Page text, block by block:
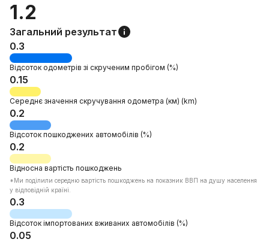
1.2
Загальний результат
0.3
Відсоток одометрів зі скрученим пробігом (%)
0.15
Середнє значення скручування одометра (км) (km)
0.2
Відсоток пошкоджених автомобілів (%)
0.2
Відносна вартість пошкоджень
*Mи поділили середню вартість пошкоджень на показник ВВП на душу населення
у відповідній країні.
0.3
Відсоток імпортованих вживаних автомобілів (%)
0.05